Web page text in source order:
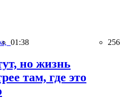
01:38 256
но жизнь
там, где это